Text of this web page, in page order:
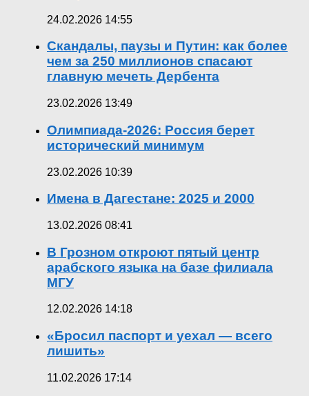
24.02.2026 14:55
Скандалы, паузы и Путин: как более
чем за 250 миллионов спасают
главную мечеть Дербента
23.02.2026 13:49
Олимпиада-2026: Россия берет
исторический минимум
23.02.2026 10:39
Имена в Дагестане: 2025 и 2000
13.02.2026 08:41
В Грозном откроют пятый центр
арабского языка на базе филиала
МГУ
12.02.2026 14:18
«Бросил паспорт и уехал — всего
лишить»
11.02.2026 17:14